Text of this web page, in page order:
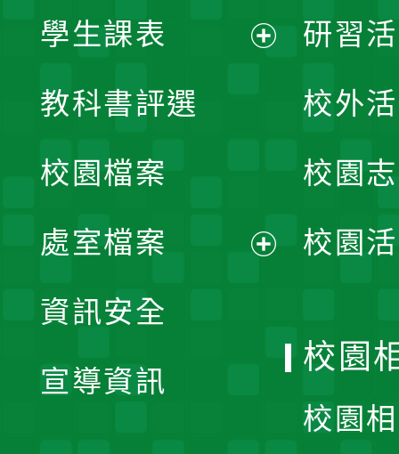
學生課表
單
教科書評選
校園檔案
處室檔案
資訊安全
宣導資訊
研習
校外
校園
校園
校園
校園